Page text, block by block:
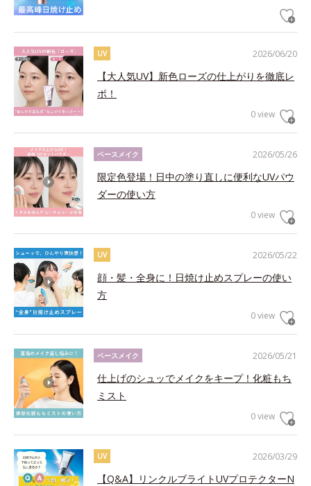
2026/06/20
UV
【大人気UV】新色ローズの仕上がりを徹底レ
ポ！
0 view
2026/05/26
ベースメイク
限定色登場！日中の塗り直しに便利なUVパウ
ダーの使い方
0 view
2026/05/22
UV
顔・髪・全身に！日焼け止めスプレーの使い
方
0 view
2026/05/21
ベースメイク
仕上げのシュッでメイクをキープ！化粧もち
ミスト
0 view
2026/03/29
UV
【Q&A】リンクルブライトUVプロテクターN